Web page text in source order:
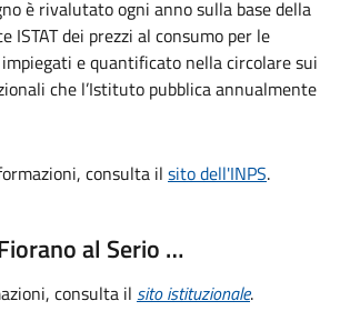
è rivalutato ogni anno sulla base della
ISTAT dei prezzi al consumo per le
e quantificato nella circolare sui
che l’Istituto pubblica annualmente
consulta il sito dell'INPS.
al Serio …
consulta il sito istituzionale.